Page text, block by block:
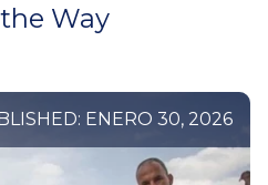
Way
ENERO 30, 2026